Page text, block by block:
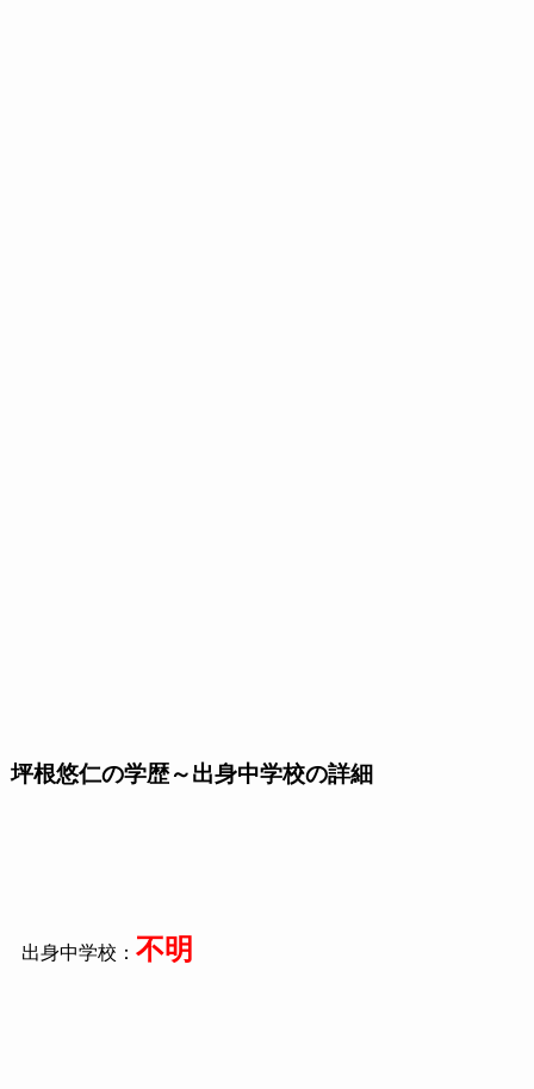
坪根悠仁の学歴～出身中学校の詳細
出身中学校： 不明